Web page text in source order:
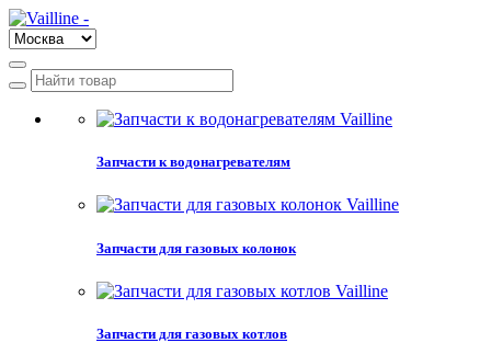
Запчасти к водонагревателям
Запчасти для газовых колонок
Запчасти для газовых котлов